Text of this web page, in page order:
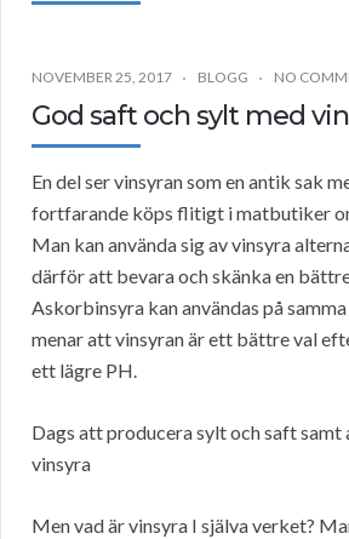
NOVEMBER 25, 2017 BLOGG NO
God saft och sylt med
En del ser vinsyran som en antik sak
fortfarande köps flitigt i matbutiker
Man kan använda sig av vinsyra
därför att bevara och skänka en
Askorbinsyra kan användas på
menar att vinsyran är ett bättre val
ett lägre PH.
Dags att producera sylt och saft samt
vinsyra
Men vad är vinsyra I själva verket?